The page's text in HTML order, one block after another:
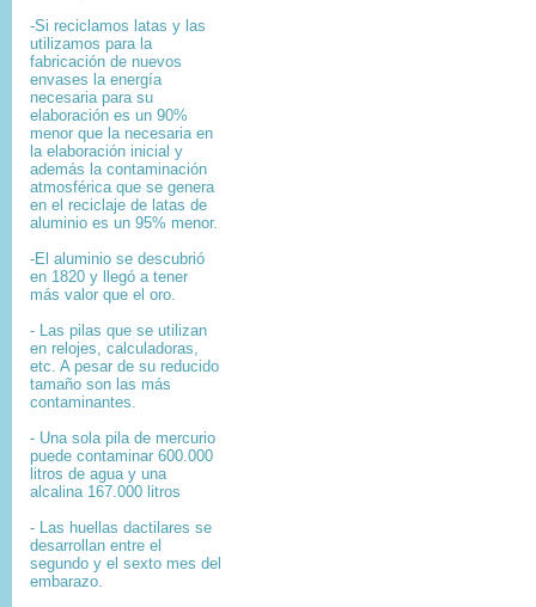
-Si reciclamos latas y las
utilizamos para la
fabricación de nuevos
envases la energía
necesaria para su
elaboración es un 90%
menor que la necesaria en
la elaboración inicial y
además la contaminación
atmosférica que se genera
en el reciclaje de latas de
aluminio es un 95% menor.
-El aluminio se descubrió
en 1820 y llegó a tener
más valor que el oro.
- Las pilas que se utilizan
en relojes, calculadoras,
etc. A pesar de su reducido
tamaño son las más
contaminantes.
- Una sola pila de mercurio
puede contaminar 600.000
litros de agua y una
alcalina 167.000 litros
- Las huellas dactilares se
desarrollan entre el
segundo y el sexto mes del
embarazo.